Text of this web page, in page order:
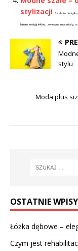
stylizacji
Szale to nie
letnim królują lekkie, zwiewne materiały,
stylu
Moda plus
OSTATNIE WPISY
Łóżka dębowe –
Czym jest